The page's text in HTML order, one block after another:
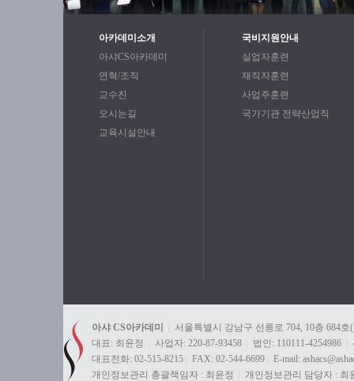
아카데미소개
아샤CS아카데미
연혁/조직
교수진
오시는길
교육시설안내
국비지원안내
실업자훈련
재직자훈련
사업주훈련
국가기관 전략산업직
아샤 CS아카데미
서울특별시 강남구 선릉로 704, 10층 684
대표: 최윤정
사업자: 220-87-93458 법인: 110111-4254986
대표전화: 02-515-8215
FAX: 02-544-6699
E-mail:
개인정보관리 총괄책임자 : 최윤정
개인정보관리 담당자 : 최